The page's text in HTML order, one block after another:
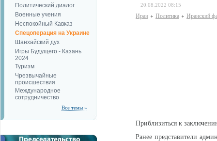
Политический диалог
Военные учения
Неспокойный Кавказ
Спецоперация на Украине
Шанхайский дух
Игры Будущего - Казань
2024
Туризм
Чрезвычайные
происшествия
Международное
сотрудничество
Все темы »
20.08.2022 08:15
Иран Политика Иранский
Приблизиться к
Ранее представители